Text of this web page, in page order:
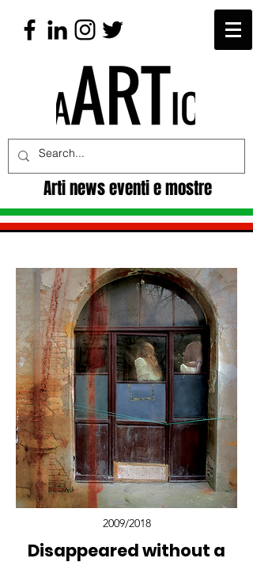
Arti news eventi e mostre
2009/2018
Disappeared without a